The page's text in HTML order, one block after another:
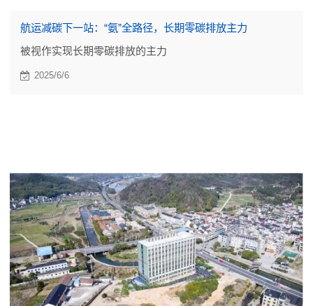
航运减碳下一站：“氨”全路径，长期零碳排放主力
被视作实现长期零碳排放的主力
2025/6/6